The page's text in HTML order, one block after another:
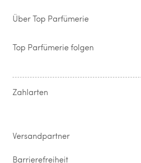
Über Top Parfümerie
Storefinder
Kontakt
Widerrufsrecht & Rückgabebedingungen
Top Parfümerie folgen
Zahlarten
Versandpartner
Barrierefreiheit